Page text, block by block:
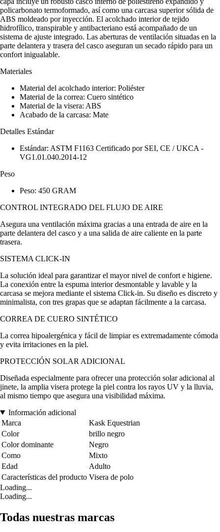
policarbonato termoformado, así como una carcasa superior sólida de
ABS moldeado por inyección. El acolchado interior de tejido
hidrofílico, transpirable y antibacteriano está acompañado de un
sistema de ajuste integrado. Las aberturas de ventilación situadas en la
parte delantera y trasera del casco aseguran un secado rápido para un
confort inigualable.
Materiales
Material del acolchado interior: Poliéster
Material de la correa: Cuero sintético
Material de la visera: ABS
Acabado de la carcasa: Mate
Detalles Estándar
Estándar: ASTM F1163 Certificado por SEI, CE / UKCA -
VG1.01.040.2014-12
Peso
Peso: 450 GRAM
CONTROL INTEGRADO DEL FLUJO DE AIRE
Asegura una ventilación máxima gracias a una entrada de aire en la
parte delantera del casco y a una salida de aire caliente en la parte
trasera.
SISTEMA CLICK-IN
La solución ideal para garantizar el mayor nivel de confort e higiene.
La conexión entre la espuma interior desmontable y lavable y la
carcasa se mejora mediante el sistema Click-in. Su diseño es discreto y
minimalista, con tres grapas que se adaptan fácilmente a la carcasa.
CORREA DE CUERO SINTÉTICO
La correa hipoalergénica y fácil de limpiar es extremadamente cómoda
y evita irritaciones en la piel.
PROTECCIÓN SOLAR ADICIONAL
Diseñada especialmente para ofrecer una protección solar adicional al
jinete, la amplia visera protege la piel contra los rayos UV y la lluvia,
al mismo tiempo que asegura una visibilidad máxima.
Información adicional
Marca
Kask Equestrian
Color
brillo negro
Color dominante
Negro
Como
Mixto
Edad
Adulto
Características del producto Visera de polo
Loading...
Loading...
Todas nuestras marcas